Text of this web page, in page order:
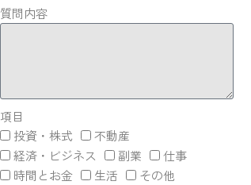
質問内容
項目
投資・株式
不動産
経済・ビジネス
副業
仕事
時間とお金
生活
その他